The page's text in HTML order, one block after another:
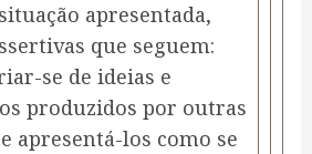
apresentada,
que seguem:
se de ideias e
produzidos por outras
apresentá-los como se